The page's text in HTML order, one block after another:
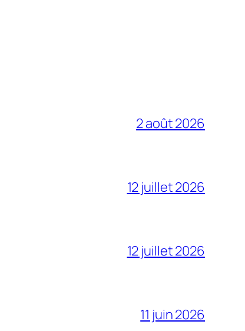
2 août 2026
12 juillet 2026
12 juillet 2026
11 juin 2026